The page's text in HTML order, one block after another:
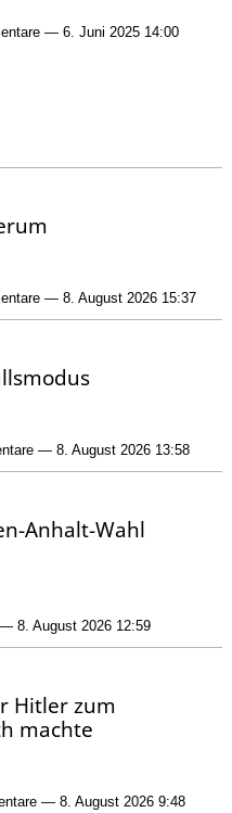
— 6. Juni 2025 14:00
— 8. August 2026 15:37
— 8. August 2026 13:58
Anhalt-Wahl
8. August 2026 12:59
Hitler zum
machte
— 8. August 2026 9:48